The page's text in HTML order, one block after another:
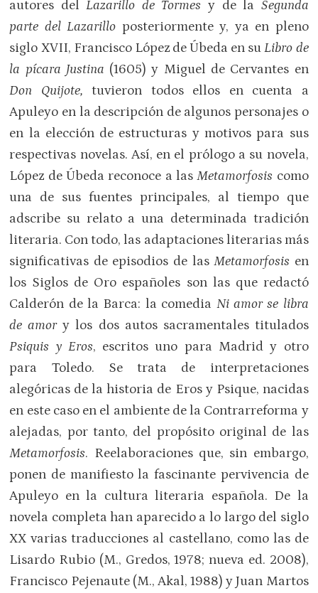
autores delLazarillo de Tormesy de la Segunda
parte del Lazarillo posteriormente y, ya en pleno
siglo XVII, Francisco López de Úbeda en suLibro de
la pícara Justina (1605) y Miguel de Cervantes en
Don Quijote,tuvieron todos ellos en cuenta a
Apuleyo en la descripción de algunos personajes o
en la elección de estructuras y motivos para sus
respectivas novelas. Así, en el prólogo a su novela,
López de Úbeda reconoce a lasMetamorfosis como
una de sus fuentes principales, al tiempo que
adscribe su relato a una determinada tradición
literaria. Con todo, las adaptaciones literarias más
significativas de episodios de lasMetamorfosis en
los Siglos de Oro españoles son las que redactó
Calderón de la Barca: la comedia Ni amor se libra
de amory los dos autos sacramentales titulados
Psiquis y Eros, escritos uno para Madrid y otro
para Toledo. Se trata de interpretaciones
alegóricas de la historia de Eros y Psique, nacidas
en este caso en el ambiente de la Contrarreforma y
alejadas, por tanto, del propósito original de las
Metamorfosis. Reelaboraciones que, sin embargo,
ponen de manifiesto la fascinante pervivencia de
Apuleyo en la cultura literaria española. De la
novela completa han aparecido a lo largo del siglo
XX varias traducciones al castellano, como las de
Lisardo Rubio (M., Gredos, 1978; nueva ed. 2008),
Francisco Pejenaute (M., Akal, 1988) y Juan Martos